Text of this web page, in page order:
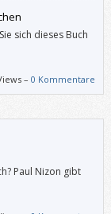
sich dieses Buch
–0 Kommentare
Paul Nizon gibt